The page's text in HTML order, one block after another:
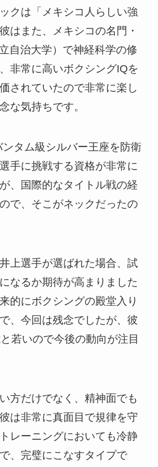
クは「メキシコ人らしい強
はまた、メキシコの名門・
自治大学）で神経科学の修
非常に高いボクシングIQを
されていたので非常に楽し
な気持ちです。
タム級シルバー王座を防衛
手に挑戦する資格が非常に
、国際的なタイトル戦の経
で、そこがネックだったの
上選手が選ばれた場合、試
なるか期待が高まりました
的にボクシングの殿堂入り
、今回は残念でしたが、彼
若いので今後の動向が注目
方だけでなく、精神面でも
は非常に真面目で規律を守
レーニングにおいても冷静
、完璧にこなすタイプで